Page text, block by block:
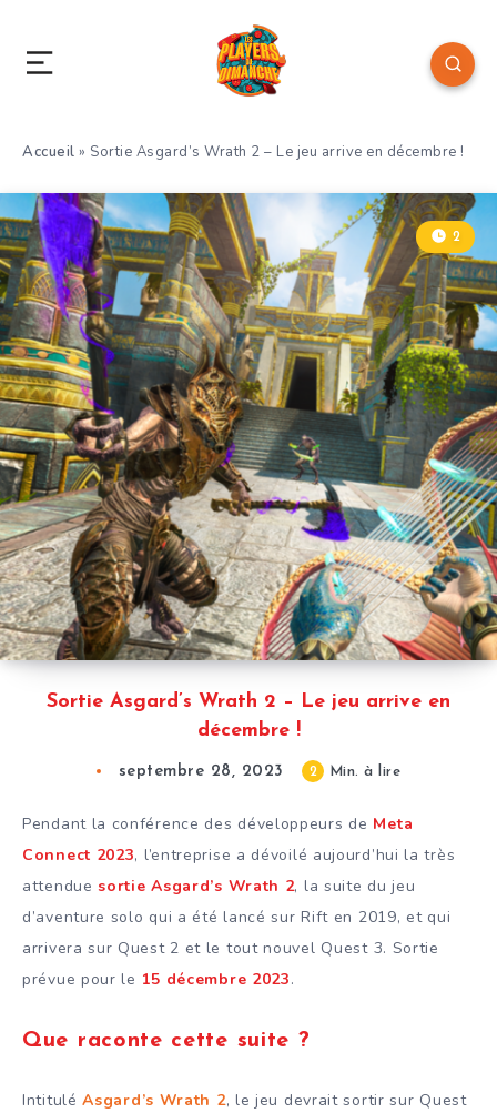
Accueil » Sortie Asgard’s Wrath 2 – Le jeu arrive en décembre !
Sortie Asgard’s Wrath 2 – Le jeu arrive en
décembre !
2
septembre 28, 2023 2 Min. à lire
Pendant la conférence des développeurs de Meta
Connect 2023, l’entreprise a dévoilé aujourd’hui la très
attenduesortie Asgard’s Wrath 2, la suite du jeu
d’aventure solo qui a été lancé sur Rift en 2019, et qui
arrivera sur Quest 2 et le tout nouvel Quest 3. Sortie
prévue pour le 15 décembre 2023.
Que raconte cette suite ?
IntituléAsgard’s Wrath 2, le jeu devrait sortir sur Quest